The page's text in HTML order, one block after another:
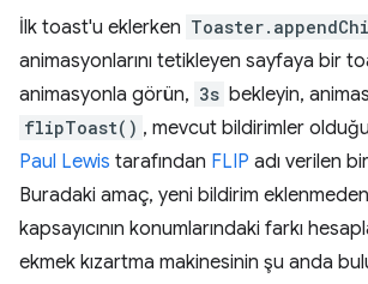
İlk toast'u eklerken
animasyonlarını tetikleyen sayfaya bir
animasyonla görün, 3s bekleyin,
flipToast() , mevcut bildirimler
Paul Lewis tarafından FLIP adı verilen
Buradaki amaç, yeni bildirim
kapsayıcının konumlarındaki farkı
ekmek kızartma makinesinin şu anda